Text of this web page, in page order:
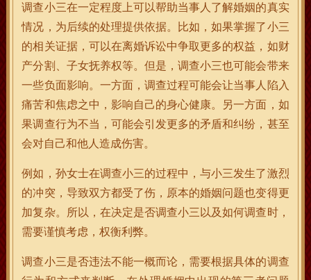
调查小三在一定程度上可以帮助当事人了解婚姻的真实
情况，为后续的处理提供依据。比如，如果掌握了小三
的相关证据，可以在离婚诉讼中争取更多的权益，如财
产分割、子女抚养权等。但是，调查小三也可能会带来
一些负面影响。一方面，调查过程可能会让当事人陷入
痛苦和焦虑之中，影响自己的身心健康。另一方面，如
果调查行为不当，可能会引发更多的矛盾和纠纷，甚至
会对自己和他人造成伤害。
例如，孙女士在调查小三的过程中，与小三发生了激烈
的冲突，导致双方都受了伤，原本的婚姻问题也变得更
加复杂。所以，在决定是否调查小三以及如何调查时，
需要谨慎考虑，权衡利弊。
调查小三是否违法不能一概而论，需要根据具体的调查